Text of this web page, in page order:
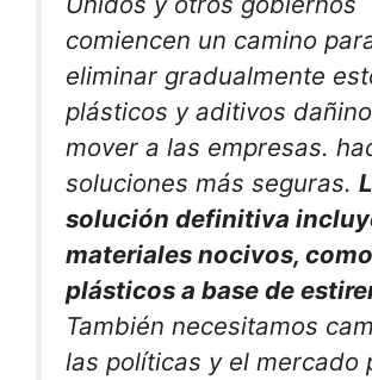
comiencen un camino
eliminar gradualmente
plásticos y aditivos
mover a las empresas.
soluciones más seguras.
solución definitiva
materiales nocivos,
plásticos a base de
También necesitamos
las políticas y el mercado